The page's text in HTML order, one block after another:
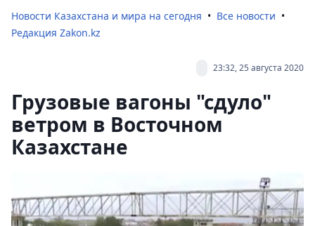
Новости Казахстана и мира на сегодня
Все новости
Редакция Zakon.kz
23:32, 25 августа 2020
Грузовые вагоны "сдуло"
ветром в Восточном
Казахстане